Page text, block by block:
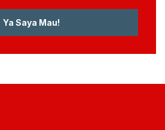
Ya Saya Mau!